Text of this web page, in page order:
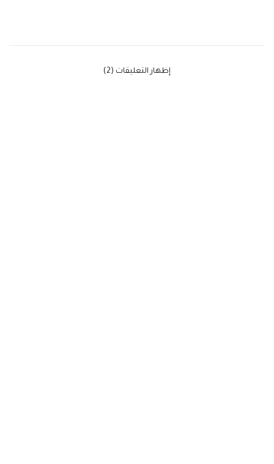
‫إظهار التعليقات (2)